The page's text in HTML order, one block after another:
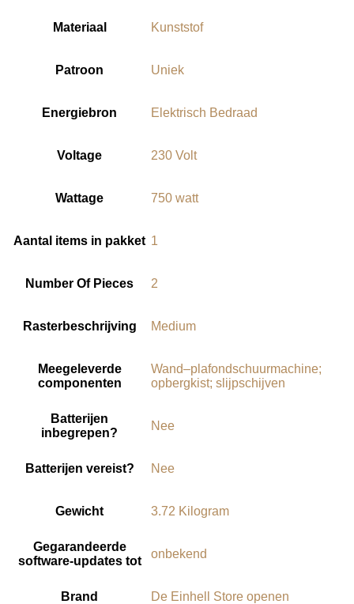
Materiaal ‎Kunststof
Patroon ‎Uniek
Energiebron ‎Elektrisch Bedraad
Voltage ‎230 Volt
Wattage ‎750 watt
Aantal items in pakket ‎1
Number Of Pieces ‎2
Rasterbeschrijving ‎Medium
Meegeleverde
componenten
‎Wand–plafondschuurmachine;
opbergkist; slijpschijven
Batterijen
inbegrepen?
‎Nee
Batterijen vereist? ‎Nee
Gewicht ‎3.72 Kilogram
Gegarandeerde
software-updates tot
‎onbekend
Brand De Einhell Store openen